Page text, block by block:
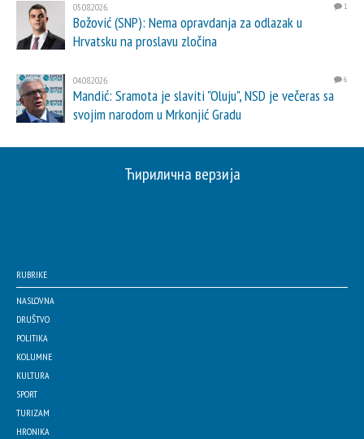
05.08.2026. 1
Božović (SNP): Nema opravdanja za odlazak u
Hrvatsku na proslavu zločina
04.08.2026. 6
Mandić: Sramota je slaviti "Oluju", NSD je večeras sa
svojim narodom u Mrkonjić Gradu
Ћирилична верзија
RUBRIKE
NASLOVNA
DRUŠTVO
POLITIKA
KOLUMNE
KULTURA
SPORT
TURIZAM
HRONIKA